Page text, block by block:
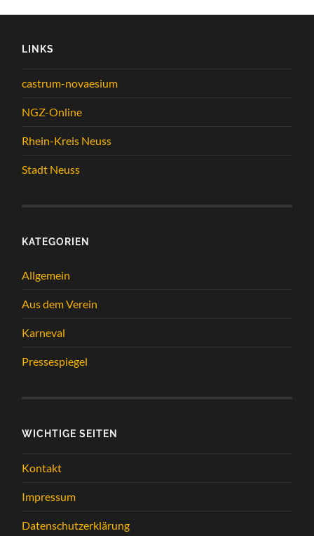
LINKS
castrum-novaesium
NGZ-Online
Rhein-Kreis Neuss
Stadt Neuss
KATEGORIEN
Allgemein
Aus dem Verein
Karneval
Pressespiegel
WICHTIGE SEITEN
Kontakt
Impressum
Datenschutzerklärung